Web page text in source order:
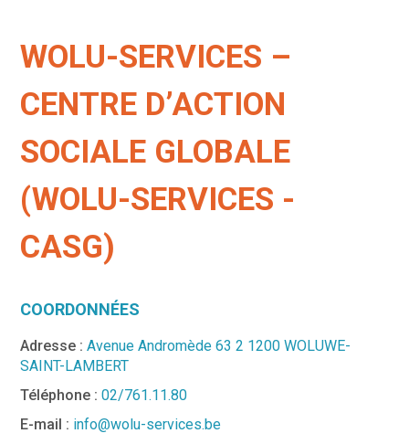
WOLU-SERVICES –
CENTRE D’ACTION
SOCIALE GLOBALE
(WOLU-SERVICES -
CASG)
COORDONNÉES
Adresse : Avenue Andromède 63 2 1200 WOLUWE-
SAINT-LAMBERT
Téléphone :02/761.11.80
E-mail : info@wolu-services.be